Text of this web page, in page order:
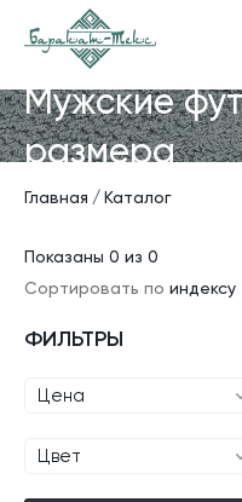
Мужские
размера
Главная Каталог
Показаны 0 из 0
Сортировать по индексу
ФИЛЬТРЫ
Цена
Цвет